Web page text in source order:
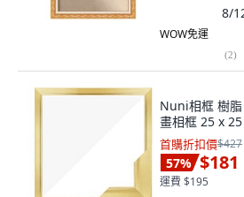
8/
WOW免運
(2)
Nuni相框 樹
畫相框 25 x
首購折扣價$427
57% $181
運費 $195